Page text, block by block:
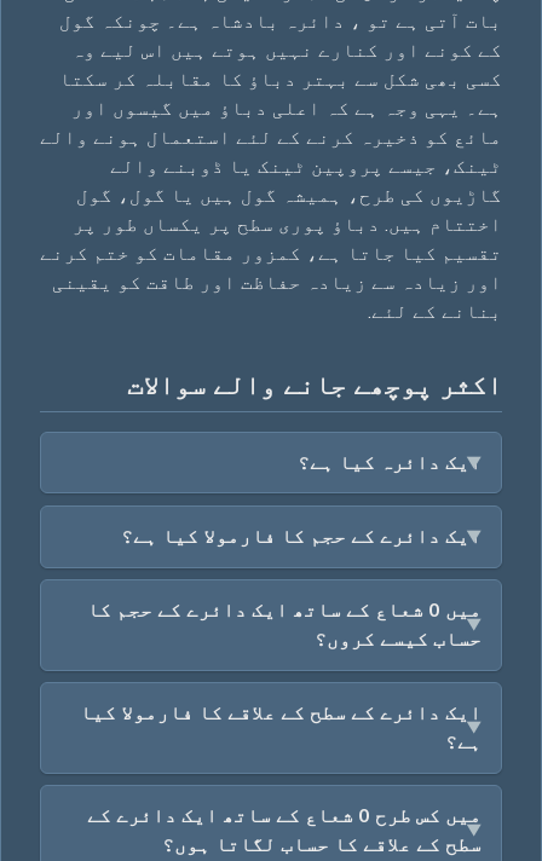
بات آتی ہے تو ، دائرہ بادشاہ ہے۔ چونکہ گول
کے کونے اور کنارے نہیں ہوتے ہیں اس لیے وہ
کسی بھی شکل سے بہتر دباؤ کا مقابلہ کر سکتا
ہے۔ یہی وجہ ہے کہ اعلی دباؤ میں گیسوں اور
مائع کو ذخیرہ کرنے کے لئے استعمال ہونے والے
ٹینک، جیسے پروپین ٹینک یا ڈوبنے والے
گاڑیوں کی طرح، ہمیشہ گول ہیں یا گول، گول
اختتام ہیں. دباؤ پوری سطح پر یکساں طور پر
تقسیم کیا جاتا ہے، کمزور مقامات کو ختم کرنے
اور زیادہ سے زیادہ حفاظت اور طاقت کو یقینی
بنانے کے لئے.
اکثر پوچھے جانے والے سوالات
ایک دائرہ کیا ہے؟
ایک دائرے کے حجم کا فارمولا کیا ہے؟
میں 0 شعاع کے ساتھ ایک دائرے کے حجم کا
حساب کیسے کروں؟
ایک دائرے کے سطح کے علاقے کا فارمولا کیا
ہے؟
میں کس طرح 0 شعاع کے ساتھ ایک دائرے کے
سطح کے علاقے کا حساب لگاتا ہوں؟